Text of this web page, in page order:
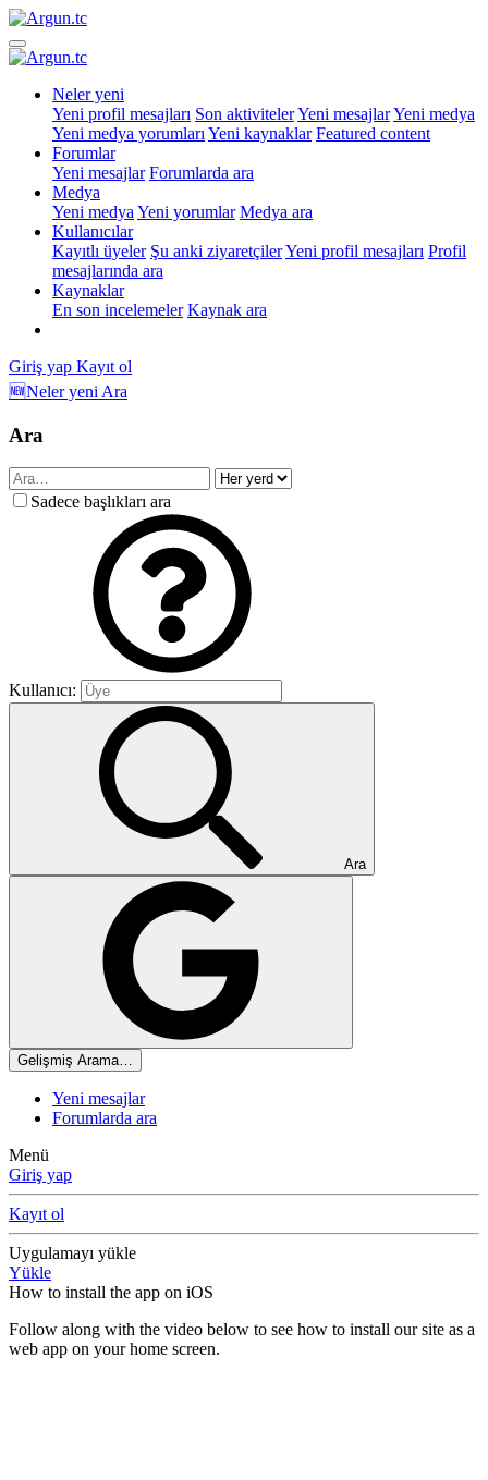
Neler yeni
Yeni profil mesajları Son aktivitelerYeni mesajlarYeni medya
Yeni medya yorumları Yeni kaynaklar Featured content
Forumlar
Yeni mesajlar Forumlarda ara
Medya
Yeni medya Yeni yorumlar Medya ara
Kullanıcılar
Kayıtlı üyeler Şu anki ziyaretçilerYeni profil mesajları Profil
mesajlarında ara
Kaynaklar
En son incelemeler Kaynak ara
Giriş yap Kayıt ol
🆕Neler yeni Ara
Ara
Sadece başlıkları ara
Kullanıcı:
Ara
Gelişmiş Arama…
Yeni mesajlar
Forumlarda ara
Menü
Giriş yap
Kayıt ol
Uygulamayı yükle
Yükle
How to install the app on iOS
Follow along with the video below to see how to install our site as a
web app on your home screen.